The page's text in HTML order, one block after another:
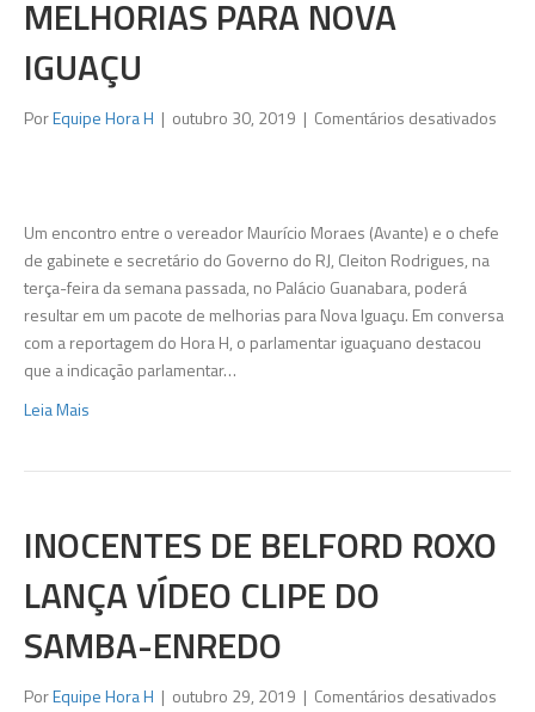
MELHORIAS PARA NOVA
IGUAÇU
PorEquipe Hora H | outubro 30, 2019 | Comentários desativados
Um encontro entre o vereador Maurício Moraes (Avante) e o chefe
de gabinete e secretário do Governo do RJ, Cleiton Rodrigues, na
terça-feira da semana passada, no Palácio Guanabara, poderá
resultar em um pacote de melhorias para Nova Iguaçu. Em conversa
com a reportagem do Hora H, o parlamentar iguaçuano destacou
que a indicação parlamentar…
Leia Mais
INOCENTES DE BELFORD ROXO
LANÇA VÍDEO CLIPE DO
SAMBA-ENREDO
PorEquipe Hora H | outubro 29, 2019 | Comentários desativados